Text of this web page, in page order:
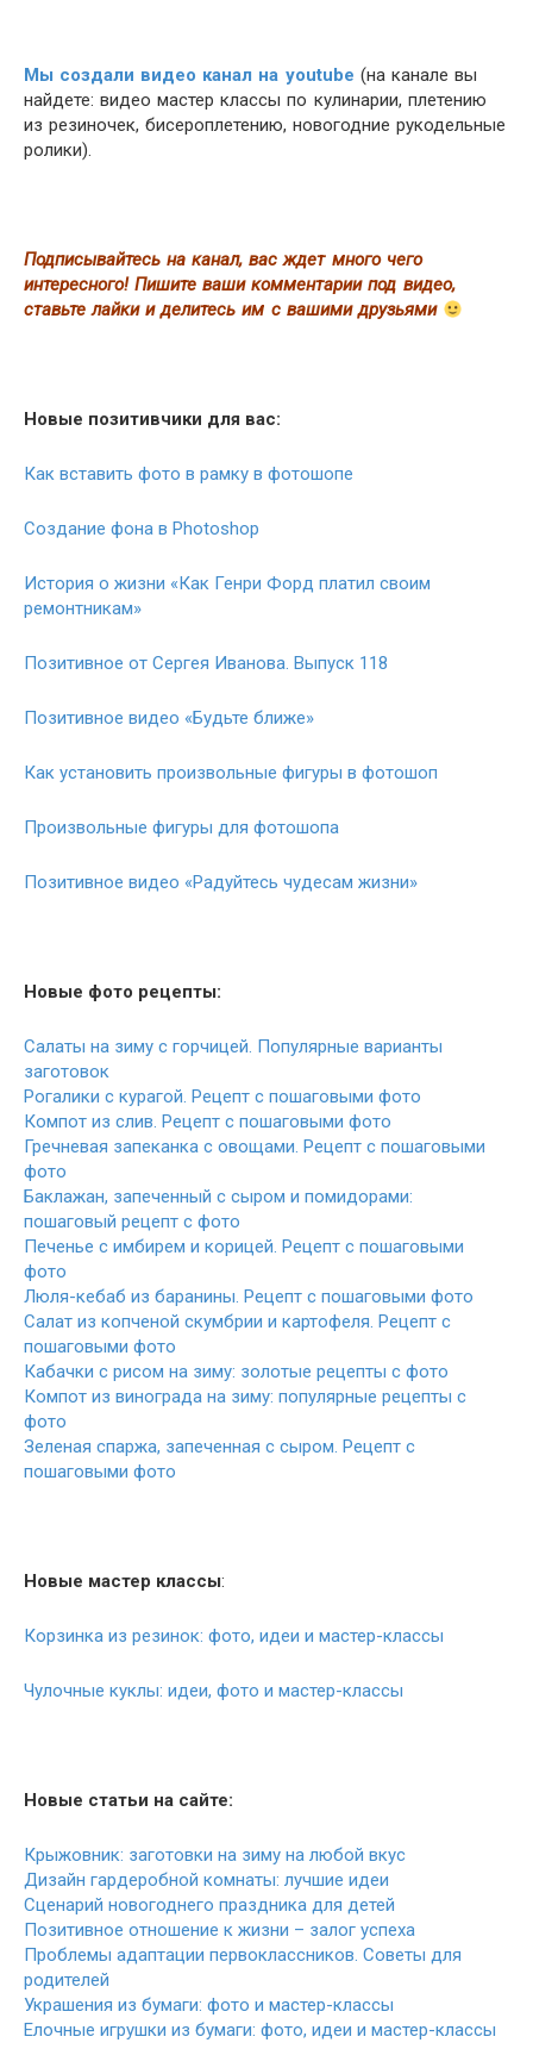
Мы создали видео канал на youtube (на канале вы
найдете: видео мастер классы по кулинарии, плетению
из резиночек, бисероплетению, новогодние рукодельные
ролики).
Подписывайтесь на канал, вас ждет много чего
интересного! Пишите ваши комментарии под видео,
ставьте лайки и делитесь им с вашими друзьями
Новые позитивчики для вас:
Как вставить фото в рамку в фотошопе
Создание фона в Photoshop
История о жизни «Как Генри Форд платил своим
ремонтникам»
Позитивное от Сергея Иванова. Выпуск 118
Позитивное видео «Будьте ближе»
Как установить произвольные фигуры в фотошоп
Произвольные фигуры для фотошопа
Позитивное видео «Радуйтесь чудесам жизни»
Новые фото рецепты:
Салаты на зиму с горчицей. Популярные варианты
заготовок
Рогалики с курагой. Рецепт с пошаговыми фото
Компот из слив. Рецепт с пошаговыми фото
Гречневая запеканка с овощами. Рецепт с пошаговыми
фото
Баклажан, запеченный с сыром и помидорами:
пошаговый рецепт с фото
Печенье с имбирем и корицей. Рецепт с пошаговыми
фото
Люля-кебаб из баранины. Рецепт с пошаговыми фото
Салат из копченой скумбрии и картофеля. Рецепт с
пошаговыми фото
Кабачки с рисом на зиму: золотые рецепты с фото
Компот из винограда на зиму: популярные рецепты с
фото
Зеленая спаржа, запеченная с сыром. Рецепт с
пошаговыми фото
Новые мастер классы:
Корзинка из резинок: фото, идеи и мастер-классы
Чулочные куклы: идеи, фото и мастер-классы
Новые статьи на сайте:
Крыжовник: заготовки на зиму на любой вкус
Дизайн гардеробной комнаты: лучшие идеи
Сценарий новогоднего праздника для детей
Позитивное отношение к жизни – залог успеха
Проблемы адаптации первоклассников. Советы для
родителей
Украшения из бумаги: фото и мастер-классы
Елочные игрушки из бумаги: фото, идеи и мастер-классы